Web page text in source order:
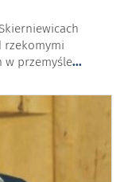
rzekomymi
w przemyśle...